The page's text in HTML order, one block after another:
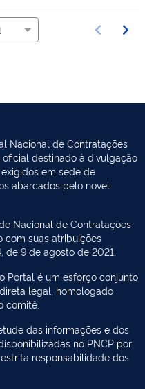
Nacional de Contratações
destinado à divulgação
em sede de
abarcados pelo novel
Nacional de Contratações
com suas atribuições
de 9 de agosto de 2021.
Portal é um esforço conjunto
legal, homologado
comitê.
das informações e dos
no PNCP por
responsabilidade dos